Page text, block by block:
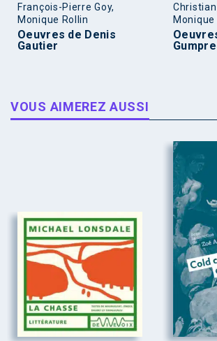
François-Pierre Goy,
Monique Rollin
Oeuvres de Denis
Gautier
Monique
VOUS AIMEREZ AUSSI